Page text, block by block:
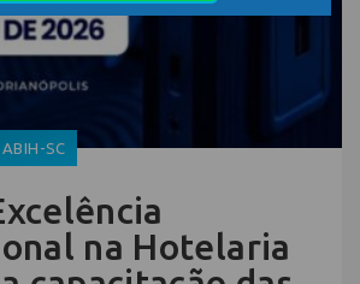
SC
na Hotelaria